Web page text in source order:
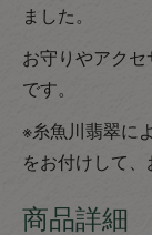
ました。
お守りやアク
です。
※糸魚川翡翠に
をお付けして、
商品詳細